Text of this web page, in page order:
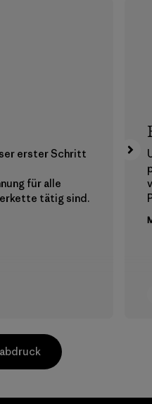
erster Schritt
für alle
tätig sind.